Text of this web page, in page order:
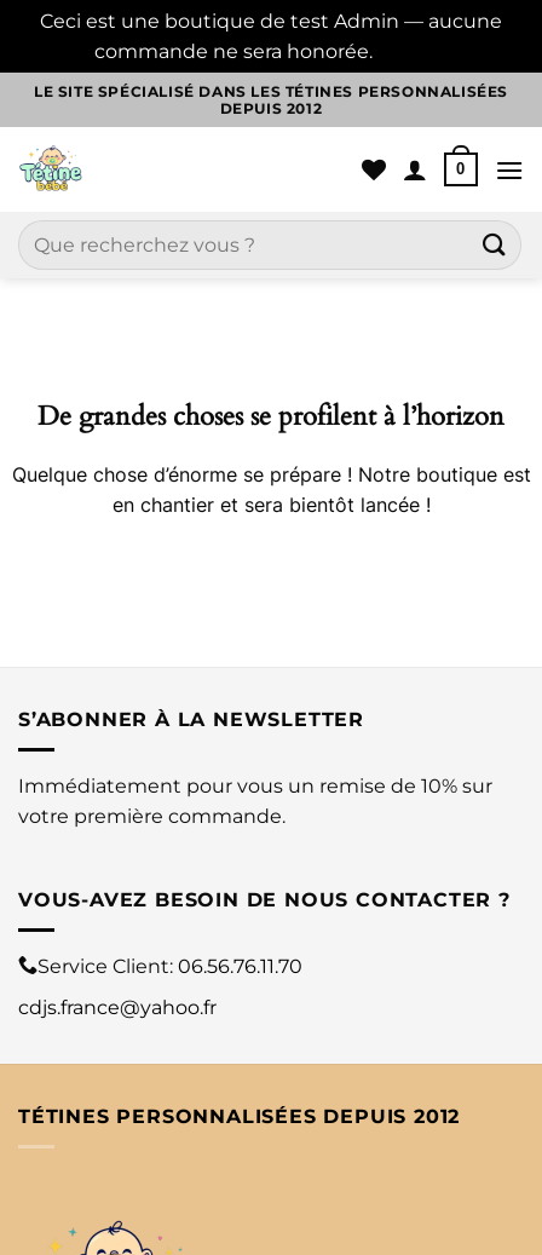
Ceci est une boutique de test Admin — aucune
commande ne sera honorée.
Passer
contenu
LE SITE SPÉCIALISÉ DANS LES TÉTINES PERSONNALISÉES
DEPUIS 2012
0
Recherche
pour :
De grandes choses se profilent à l’horizon
Quelque chose d’énorme se prépare ! Notre boutique est
en chantier et sera bientôt lancée !
S’ABONNER À LA NEWSLETTER
Immédiatement pour vous un remise de 10% sur
votre première commande.
VOUS-AVEZ BESOIN DE NOUS CONTACTER ?
Service Client: 06.56.76.11.70
cdjs.france@yahoo.fr
TÉTINES PERSONNALISÉES DEPUIS 2012